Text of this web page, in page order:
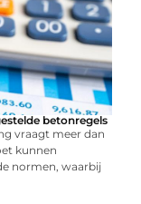
betonregels
vraagt meer dan
kunnen
normen, waarbij